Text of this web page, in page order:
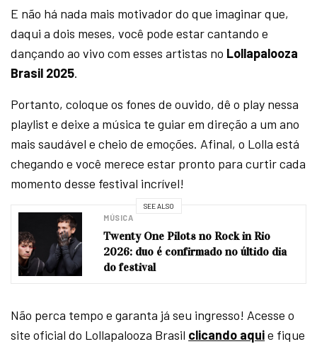
E não há nada mais motivador do que imaginar que,
daqui a dois meses, você pode estar cantando e
dançando ao vivo com esses artistas no Lollapalooza
Brasil 2025.
Portanto, coloque os fones de ouvido, dê o play nessa
playlist e deixe a música te guiar em direção a um ano
mais saudável e cheio de emoções. Afinal, o Lolla está
chegando e você merece estar pronto para curtir cada
momento desse festival incrível!
SEE ALSO
MÚSICA
Twenty One Pilots no Rock in Rio
2026: duo é confirmado no últido dia
do festival
Não perca tempo e garanta já seu ingresso! Acesse o
site oficial do Lollapalooza Brasil clicando aquie fique